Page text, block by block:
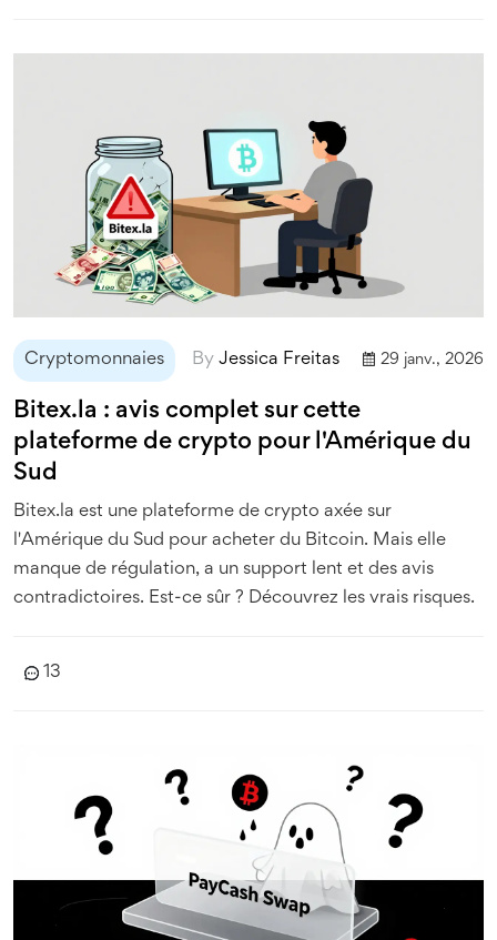
Cryptomonnaies By Jessica Freitas 29 janv., 2026
Bitex.la : avis complet sur cette
plateforme de crypto pour l'Amérique du
Sud
Bitex.la est une plateforme de crypto axée sur
l'Amérique du Sud pour acheter du Bitcoin. Mais elle
manque de régulation, a un support lent et des avis
contradictoires. Est-ce sûr ? Découvrez les vrais risques.
13